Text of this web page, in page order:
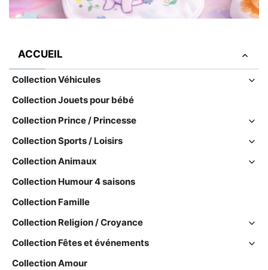
ACCUEIL
Collection Véhicules
Collection Jouets pour bébé
Collection Prince / Princesse
Collection Sports / Loisirs
Collection Animaux
Collection Humour 4 saisons
Collection Famille
Collection Religion / Croyance
Collection Fêtes et événements
Collection Amour